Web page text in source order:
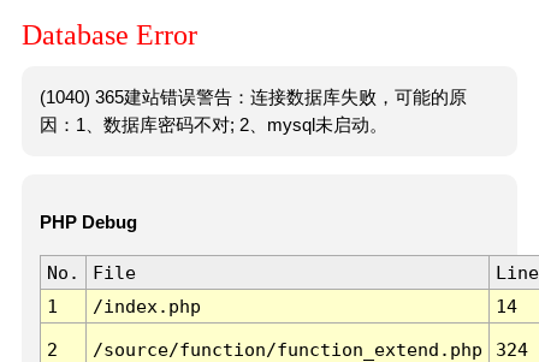
Database Error
(1040) 365建站错误警告：连接数据库失败，可能的原
因：1、数据库密码不对; 2、mysql未启动。
PHP Debug
No. File
Line
1
/index.php 14
2 /source/function/function_extend.php 324